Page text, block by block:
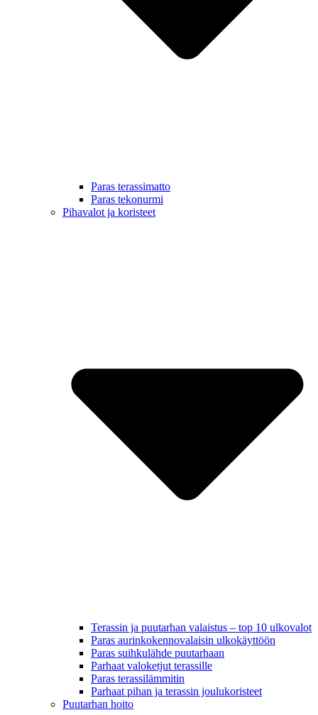
Paras terassimatto
Paras tekonurmi
Pihavalot ja koristeet
Terassin ja puutarhan valaistus – top 10 ulkovalot
Paras aurinkokennovalaisin ulkokäyttöön
Paras suihkulähde puutarhaan
Parhaat valoketjut terassille
Paras terassilämmitin
Parhaat pihan ja terassin joulukoristeet
Puutarhan hoito